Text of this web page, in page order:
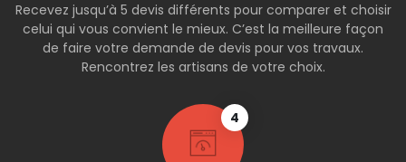
Recevez jusqu’à 5 devis différents pour comparer et choisir
celui qui vous convient le mieux. C’est la meilleure façon
de faire votre demande de devis pour vos travaux.
Rencontrez les artisans de votre choix.
4